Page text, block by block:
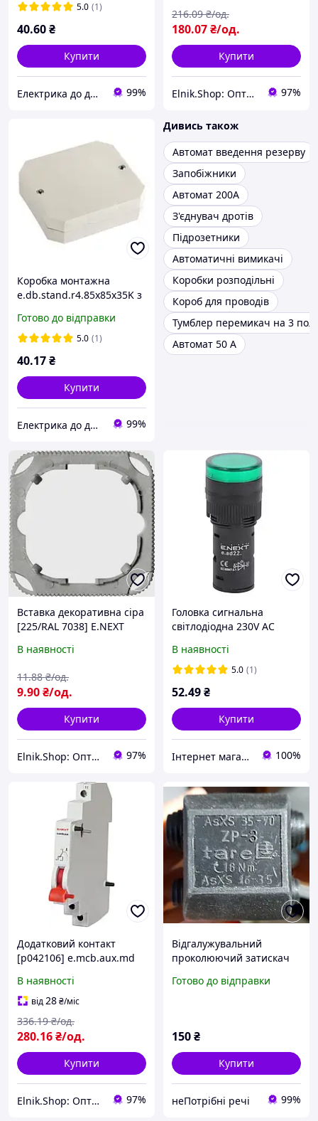
5.0 (1)
40.60₴
Купити
Електрика до дрібниць 99%
180.07₴/од.
216.09 ₴/од.
Купити
Elnik.Shop: Оптово-роздрібна компанія 97%
Коробка монтажна
e.db.stand.r4.85x85x35K з
IP44, Р4, зовнішня тм Е-
next s027037
Готово до відправки
5.0 (1)
40.17₴
Купити
Електрика до дрібниць 99%
Дивись також
Автомат введення резерву
Запобіжники
Автомат 200А
З'єднувач дротів
Підрозетники
Автоматичні вимикачі
Коробки розподільні
Короб для проводів
Тумблер перемикач на 3
Автомат 50 А
Вставка декоративна сіра
[225/RAL 7038] E.NEXT
В наявності
9.90₴/од.
11.88 ₴/од.
Купити
Elnik.Shop: Оптово-роздрібна компанія 97%
Головка сигнальна
світлодіодна 230V AC
зелена s009022
В наявності
5.0 (1)
52.49₴
Купити
Інтернет магазин "Світ Електрики" 100%
Додатковий контакт
[p042106] e.mcb.aux.md
В наявності
від28₴/міс
280.16₴/од.
336.19 ₴/од.
Купити
Elnik.Shop: Оптово-роздрібна компанія 97%
Відгалужувальний
проколюючий затискач
AsXS 16-35)
Готово до відправки
150₴
Купити
неПотрібні речі 99%